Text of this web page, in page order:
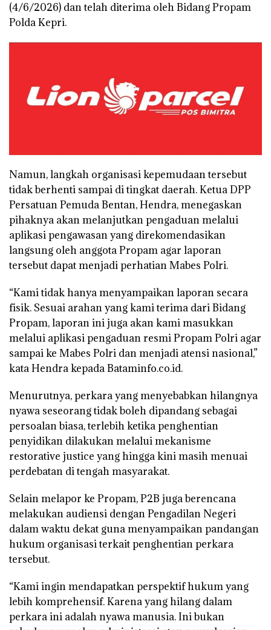
(4/6/2026) dan telah diterima oleh Bidang Propam
Polda Kepri.
Namun, langkah organisasi kepemudaan tersebut
tidak berhenti sampai di tingkat daerah. Ketua DPP
Persatuan Pemuda Bentan, Hendra, menegaskan
pihaknya akan melanjutkan pengaduan melalui
aplikasi pengawasan yang direkomendasikan
langsung oleh anggota Propam agar laporan
tersebut dapat menjadi perhatian Mabes Polri.
“Kami tidak hanya menyampaikan laporan secara
fisik. Sesuai arahan yang kami terima dari Bidang
Propam, laporan ini juga akan kami masukkan
melalui aplikasi pengaduan resmi Propam Polri agar
sampai ke Mabes Polri dan menjadi atensi nasional,”
kata Hendra kepada Bataminfo.co.id.
Menurutnya, perkara yang menyebabkan hilangnya
nyawa seseorang tidak boleh dipandang sebagai
persoalan biasa, terlebih ketika penghentian
penyidikan dilakukan melalui mekanisme
restorative justice yang hingga kini masih menuai
perdebatan di tengah masyarakat.
Selain melapor ke Propam, P2B juga berencana
melakukan audiensi dengan Pengadilan Negeri
dalam waktu dekat guna menyampaikan pandangan
hukum organisasi terkait penghentian perkara
tersebut.
“Kami ingin mendapatkan perspektif hukum yang
lebih komprehensif. Karena yang hilang dalam
perkara ini adalah nyawa manusia. Ini bukan